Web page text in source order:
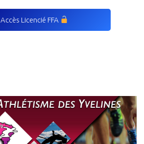
Accès Licencié FFA